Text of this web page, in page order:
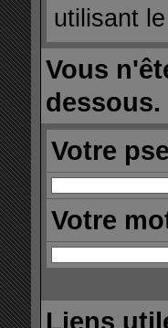
utilisant
Vous
dessous.
Votre
Votre
Liens